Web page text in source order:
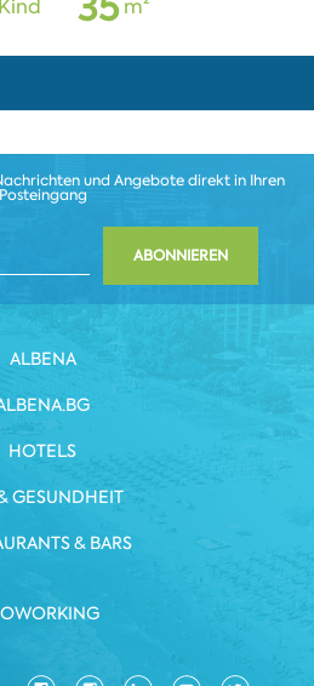
Kind m²
und Angebote direkt in Ihren
Posteingang
ABONNIEREN
ALBENA
HOTELS
GESUNDHEIT
& BARS